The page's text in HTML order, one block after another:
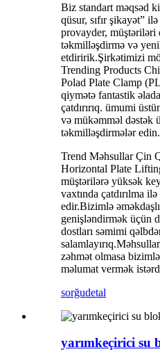
Biz standart məqsəd
qüsur, sıfır şikayət”
provayder, müştəriləri
təkmilləşdirmə və
etdiririk.Şirkətimizi
Trending Products
Polad Plate Clamp
qiymətə fantastik
çatdırırıq. ümumi
və mükəmməl dəstək
təkmilləşdirmələr edin.
Trend Məhsullar Çin
Horizontal Plate
müştərilərə yüksək
vaxtında çatdırılma
edir.Bizimlə
genişləndirmək üçün
dostları səmimi
zəhmət olmasa
məlumat vermək
sorğudetal
yarımkeçirici su